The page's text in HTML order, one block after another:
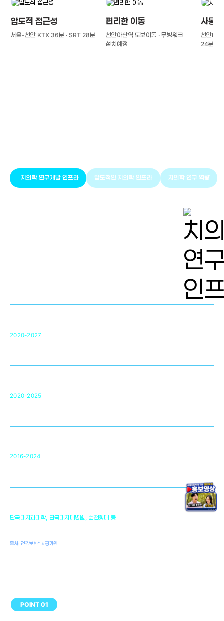
압도적 접근성
서울-천안 KTX 36분 · SRT 28분
편리한 이동
천안아산역 도보이동 · 무빙워크
설치예정
사통
천안IC(
24분
치의학 연구개발 인프라 압도적인 치의학 인프라 치의학 연구 역량
2020-2027
2020-2025
2016-2024
단국대치과대학, 단국대치대병원, 순천향대 등
출처: 건강보험심사평가원
POINT 01